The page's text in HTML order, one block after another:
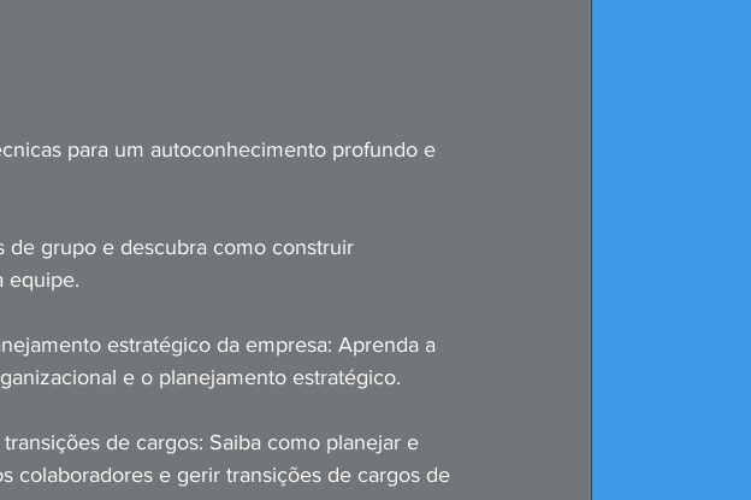
para um autoconhecimento profundo e
de grupo e descubra como construir
equipe.
estratégico da empresa: Aprenda a
e o planejamento estratégico.
de cargos: Saiba como planejar e
colaboradores e gerir transições de cargos de